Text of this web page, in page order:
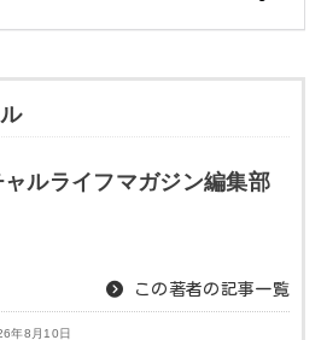
ルライフマガジン編集部
この著者の記事一覧
年8月10日